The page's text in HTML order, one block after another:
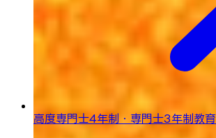
高度専門士4年制・専門士3年制教育